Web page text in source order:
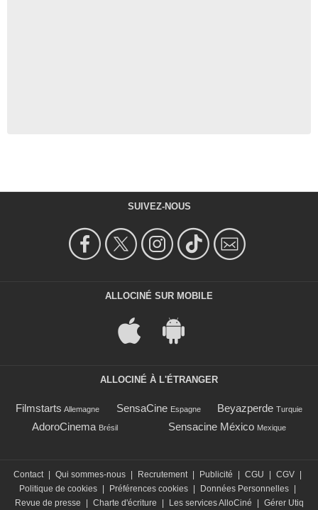
SUIVEZ-NOUS
ALLOCINÉ SUR MOBILE
ALLOCINÉ À L'ÉTRANGER
Filmstarts Allemagne SensaCine Espagne Beyazperde Turquie
AdoroCinema Brésil Sensacine México Mexique
Contact Qui sommes-nous Recrutement Publicité CGU CGV
Politique de cookies
Préférences cookies Données Personnelles
Revue de presse
Charte d'écriture Les services AlloCiné Gérer Utiq